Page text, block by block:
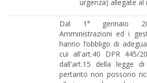
urgenza) allegate
Dal 1° gennaio
Amministrazioni ed i
hanno l’obbligo di
cui all'art.40 DPR 445/
dall'art.15 della legge
pertanto non possono